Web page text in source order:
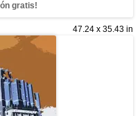
gratis!
47.24 x 35.43 in